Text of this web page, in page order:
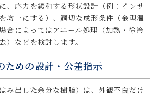
、応力を緩和する形状設計（例：インサ
均一にする）、適切な成形条件（金型温
合によってはアニール処理（加熱・徐冷
）などを検討します。
ための設計・公差指示
み出した余分な樹脂）は、外観不良だけ